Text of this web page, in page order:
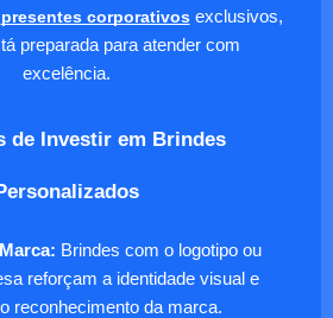
presentes corporativosexclusivos,
preparada para atender com
excelência.
de Investir em Brindes
Brindes com o logotipo ou
reforçam a identidade visual e
reconhecimento da marca.